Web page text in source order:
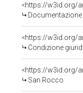
<https://w3id.org/
<https://w3id.org/
Condizione
<https://w3id.org/
San Rocco